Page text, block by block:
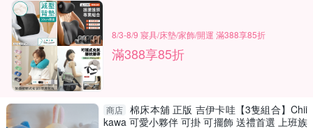
8/3-8/9 寢具/床墊/家飾/開運 滿388享85折
滿388享85折
商店 棉床本舖 正版 吉伊卡哇【3隻組合】Chii
kawa 可愛小夥伴 可掛 可擺飾 送禮首選 上班族